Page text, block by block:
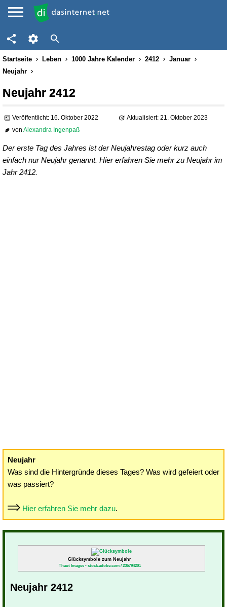
Startseite Leben 1000 Jahre Kalender 2412
Januar
Neujahr
Neujahr 2412
Veröffentlicht: 16. Oktober 2022
Aktualisiert: 21. Oktober 2023
vonAlexandra Ingenpaß
Der erste Tag des Jahres ist der Neujahrestag oder kurz auch
einfach nur Neujahr genannt. Hier erfahren Sie mehr zu Neujahr im
Jahr 2412.
Neujahr
Was sind die Hintergründe dieses Tages? Was wird gefeiert oder
was passiert?
Hier erfahren Sie mehr dazu.
Glücksymbole zum Neujahr
Thaut Images - stock.adobe.com / 236794201
Neujahr 2412